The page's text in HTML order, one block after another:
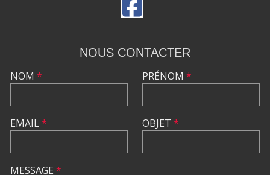
NOUS CONTACTER
NOM *
EMAIL*
PRÉNOM *
OBJET *
MESSAGE *